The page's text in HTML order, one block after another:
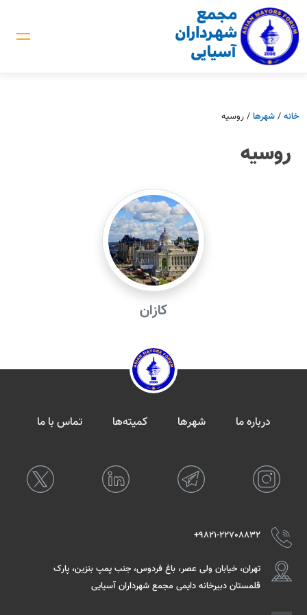
خانه / شهرها / روسیه
روسیه
کازان
درباره ما شهرها کمیته‌ها تماس با ما
9821-22708832+
تهران، خیابان ولی عصر، باغ فردوس، جنب پمپ بنزین، پارک
قلمستان دبیرخانه دایمی مجمع شهرداران آسیایی